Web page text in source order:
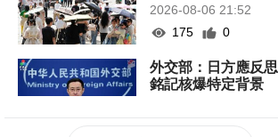
2026-08-06 21:52
175
0
外交部：日方應反思
銘記核爆特定背景